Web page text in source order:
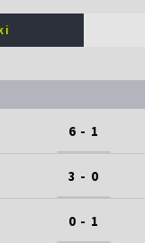
6 - 1
3 - 0
0 - 1